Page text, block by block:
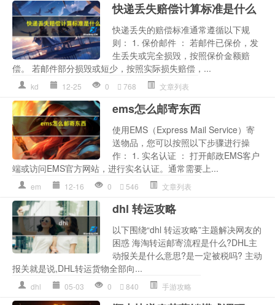
快递丢失赔偿计算标准是什么
快递丢失的赔偿标准通常遵循以下规
则： 1. 保价邮件 ： 若邮件已保价，发
生丢失或完全损毁，按照保价金额赔
偿。 若邮件部分损毁或短少，按照实际损失赔偿，...
kd 12-25 0 768 文章列表
ems怎么邮寄东西
使用EMS（Express Mail Service）寄
送物品，您可以按照以下步骤进行操
作： 1. 实名认证 ： 打开邮政EMS客户
端或访问EMS官方网站，进行实名认证。通常需要上...
em 12-16 0 546 文章列表
dhl 转运攻略
以下围绕“dhl 转运攻略”主题解决网友的
困惑 海淘转运邮寄流程是什么?DHL主
动报关是什么意思?是一定被税吗? 主动
报关就是说,DHL转运货物全部向...
dhl 05-03 0 840 手游攻略